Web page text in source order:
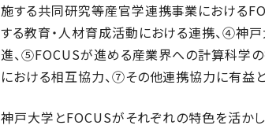
施する共同研究等産官学連携事業における
する教育・人材育成活動における連携、④神
進、⑤FOCUSが進める産業界への計算科学
における相互協力、⑦その他連携協力に有益
神戸大学とFOCUSがそれぞれの特色を活か